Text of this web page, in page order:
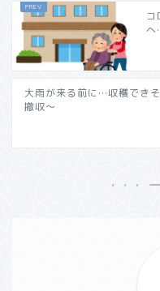
コ
大雨が来る前に…収穫でき
撤収～